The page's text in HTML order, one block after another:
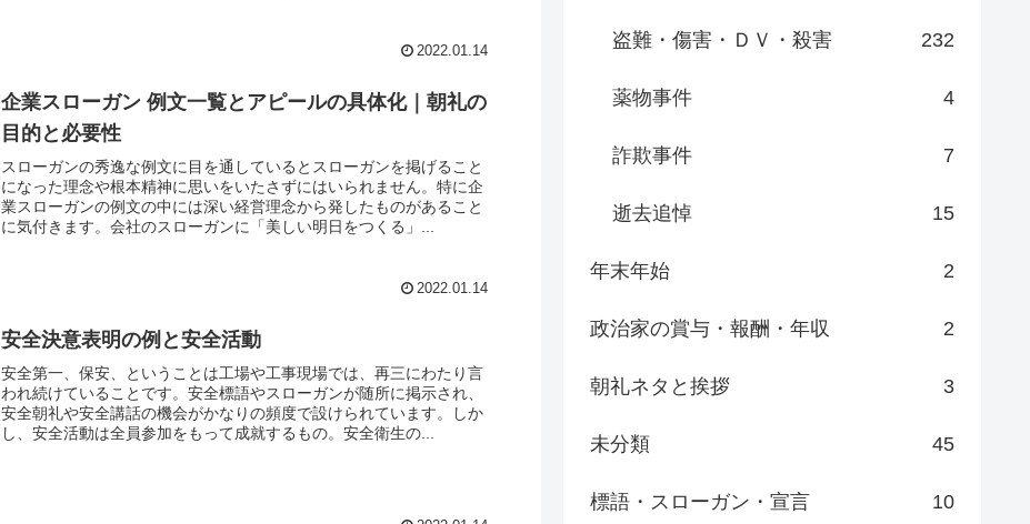
2022.01.14
企業スローガン 例文一覧とアピールの具体化｜朝礼の
目的と必要性
スローガンの秀逸な例文に目を通しているとスローガンを掲げること
になった理念や根本精神に思いをいたさずにはいられません。特に企
業スローガンの例文の中には深い経営理念から発したものがあること
に気付きます。会社のスローガンに「美しい明日をつくる」...
2022.01.14
安全決意表明の例と安全活動
安全第一、保安、ということは工場や工事現場では、再三にわたり言
われ続けていることです。安全標語やスローガンが随所に掲示され、
安全朝礼や安全講話の機会がかなりの頻度で設けられています。しか
し、安全活動は全員参加をもって成就するもの。安全衛生の...
盗難・傷害・ＤＶ・殺害 232
薬物事件 4
詐欺事件 7
逝去追悼 15
年末年始 2
政治家の賞与・報酬・年収 2
朝礼ネタと挨拶 3
未分類 45
標語・スローガン・宣言 10